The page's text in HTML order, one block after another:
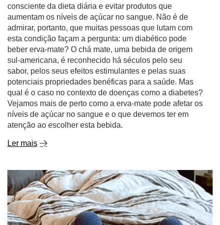
consciente da dieta diária e evitar produtos que
aumentam os níveis de açúcar no sangue. Não é de
admirar, portanto, que muitas pessoas que lutam com
esta condição façam a pergunta: um diabético pode
beber erva-mate? O chá mate, uma bebida de origem
sul-americana, é reconhecido há séculos pelo seu
sabor, pelos seus efeitos estimulantes e pelas suas
potenciais propriedades benéficas para a saúde. Mas
qual é o caso no contexto de doenças como a diabetes?
Vejamos mais de perto como a erva-mate pode afetar os
níveis de açúcar no sangue e o que devemos ter em
atenção ao escolher esta bebida.
Ler mais